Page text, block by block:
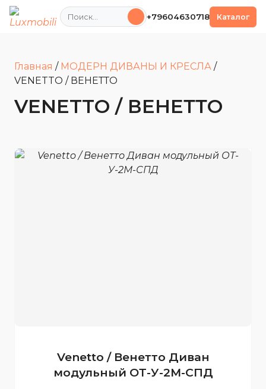
Поиск +79604630718 Каталог
Главная / МОДЕРН ДИВАНЫ И КРЕСЛА /
VENETTO / ВЕНЕТТО
VENETTO / ВЕНЕТТО
Venetto / Венетто Диван
модульный ОТ-У-2М-СПД